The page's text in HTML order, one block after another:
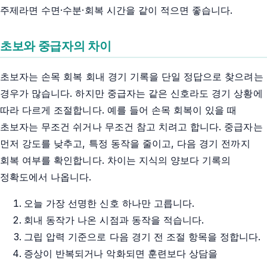
주제라면 수면·수분·회복 시간을 같이 적으면 좋습니다.
초보와 중급자의 차이
초보자는 손목 회복 회내 경기 기록을 단일 정답으로 찾으려는
경우가 많습니다. 하지만 중급자는 같은 신호라도 경기 상황에
따라 다르게 조절합니다. 예를 들어 손목 회복이 있을 때
초보자는 무조건 쉬거나 무조건 참고 치려고 합니다. 중급자는
먼저 강도를 낮추고, 특정 동작을 줄이고, 다음 경기 전까지
회복 여부를 확인합니다. 차이는 지식의 양보다 기록의
정확도에서 나옵니다.
오늘 가장 선명한 신호 하나만 고릅니다.
회내 동작가 나온 시점과 동작을 적습니다.
그립 압력 기준으로 다음 경기 전 조절 항목을 정합니다.
증상이 반복되거나 악화되면 훈련보다 상담을